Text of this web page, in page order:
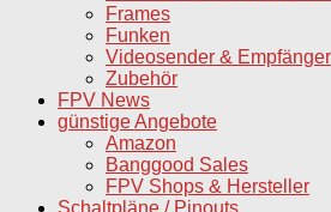
Frames
Funken
Videosender & Empfänger
Zubehör
FPV News
günstige Angebote
Amazon
Banggood Sales
FPV Shops & Hersteller